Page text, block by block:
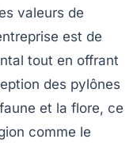
valeurs de
est de
tout en offrant
des pylônes
et la flore, ce
comme le